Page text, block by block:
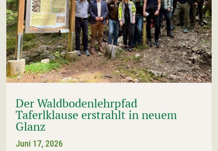
Der Waldbodenlehrpfad
Taferlklause erstrahlt in neuem
Glanz
Juni 17, 2026